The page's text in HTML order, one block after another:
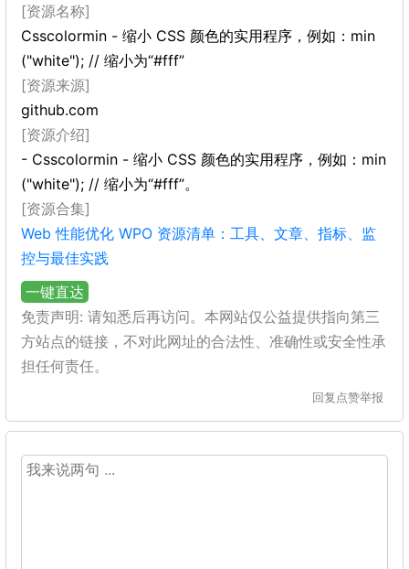
[资源名称]
Csscolormin - 缩小 CSS 颜色的实用程序，例如：min
("white"); // 缩小为“#fff”
[资源来源]
github.com
[资源介绍]
- Csscolormin - 缩小 CSS 颜色的实用程序，例如：min
("white"); // 缩小为“#fff”。
[资源合集]
Web 性能优化 WPO 资源清单：工具、文章、指标、监
控与最佳实践
一键直达
免责声明: 请知悉后再访问。本网站仅公益提供指向第三
方站点的链接，不对此网址的合法性、准确性或安全性承
担任何责任。
回复 点赞举报